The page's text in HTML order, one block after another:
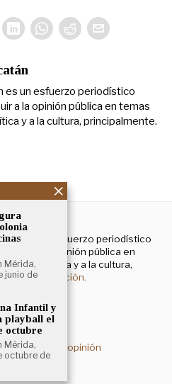
es un esfuerzo periodístico
a la opinión pública en temas
y a la cultura, principalmente.
es un esfuerzo periodístico
a la opinión pública en
a la política y a la cultura,
Más información.
privacidad
de opinión
Mérida,
junio de
Infantil y
playball el
octubre
Mérida,
octubre de